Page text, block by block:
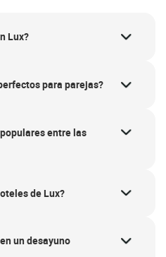
Lux?
para parejas?
entre las
de Lux?
un desayuno